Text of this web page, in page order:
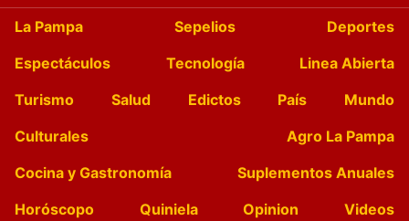
La Pampa Sepelios
Deportes
Espectáculos
Tecnología
Linea Abierta
Turismo
Salud Edictos País
Mundo
Culturales
Agro La Pampa
Cocina y Gastronomía
Suplementos Anuales
Horóscopo
Quiniela Opinion
Videos